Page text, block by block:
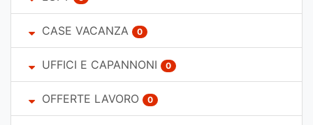
CASE VACANZA 0
UFFICI E CAPANNONI 0
OFFERTE LAVORO 0